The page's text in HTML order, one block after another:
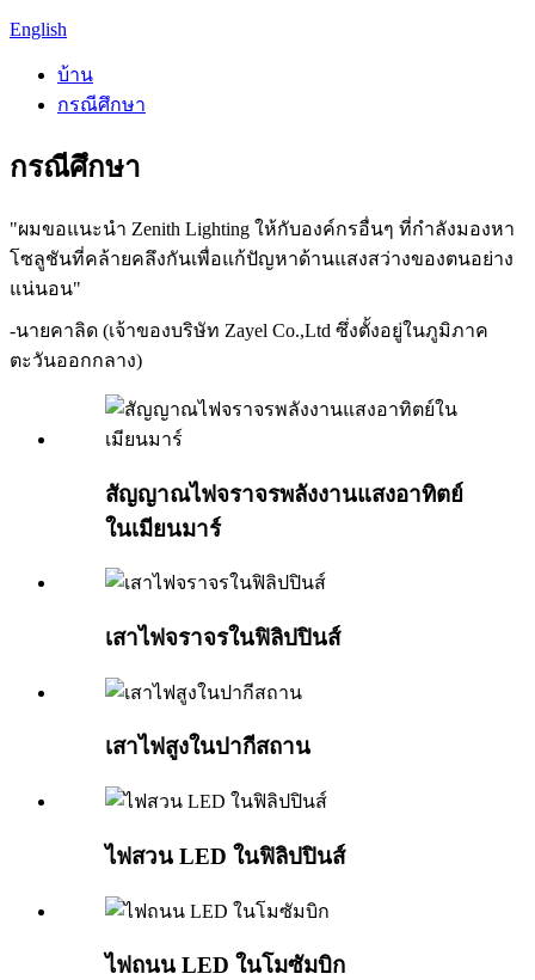
English
บ้าน
กรณีศึกษา
กรณีศึกษา
"ผมขอแนะนำ Zenith Lighting ให้กับองค์กรอื่นๆ ที่กำลังมองหา
โซลูชันที่คล้ายคลึงกันเพื่อแก้ปัญหาด้านแสงสว่างของตนอย่าง
แน่นอน"
-นายคาลิด (เจ้าของบริษัท Zayel Co.,Ltd ซึ่งตั้งอยู่ในภูมิภาค
ตะวันออกกลาง)
สัญญาณไฟจราจรพลังงานแสงอาทิตย์
ในเมียนมาร์
เสาไฟจราจรในฟิลิปปินส์
เสาไฟสูงในปากีสถาน
ไฟสวน LED ในฟิลิปปินส์
ไฟถนน LED ในโมซัมบิก